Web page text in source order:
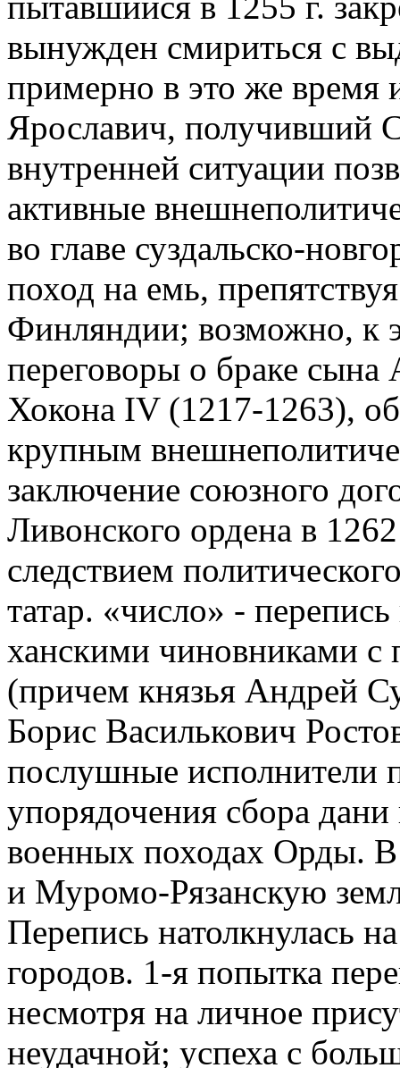
вынужден смириться с
примерно в это же время
Ярославич, получивший
внутренней ситуации
активные
во главе суздальско-
поход на емь,
Финляндии; возможно, к
переговоры о браке
Хокона IV (1217-1263),
крупным
заключение союзного
Ливонского ордена в
следствием
татар. «число» -
ханскими чиновниками
(причем князья Андрей
Борис Василькович
послушные
упорядочения сбора
военных походах Орды.
и Муромо-Рязанскую
Перепись натолкнулась
городов. 1-я попытка
несмотря на личное
неудачной; успеха с